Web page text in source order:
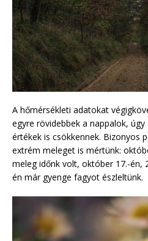
A hőmérsékleti adatokat
egyre rövidebbek a nappalok,
értékek is csökkennek. Bizonyos
extrém meleget is mértünk:
meleg időnk volt, október 17.-én,
én már gyenge fagyot észleltünk.